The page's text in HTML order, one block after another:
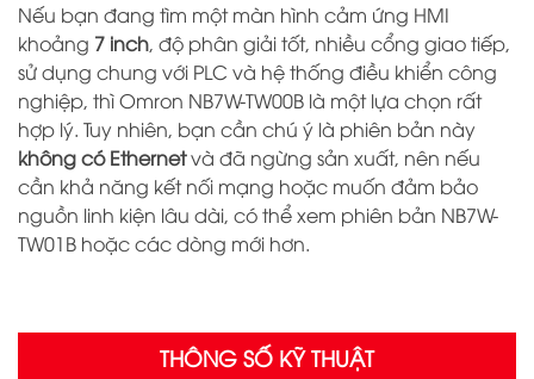
Nếu bạn đang tìm một màn hình cảm ứng HMI
khoảng 7 inch, độ phân giải tốt, nhiều cổng giao tiếp,
sử dụng chung với PLC và hệ thống điều khiển công
nghiệp, thì Omron NB7W-TW00B là một lựa chọn rất
hợp lý. Tuy nhiên, bạn cần chú ý là phiên bản này
không có Ethernetvà đã ngừng sản xuất, nên nếu
cần khả năng kết nối mạng hoặc muốn đảm bảo
nguồn linh kiện lâu dài, có thể xem phiên bản NB7W-
TW01B hoặc các dòng mới hơn.
THÔNG SỐ KỸ THUẬT